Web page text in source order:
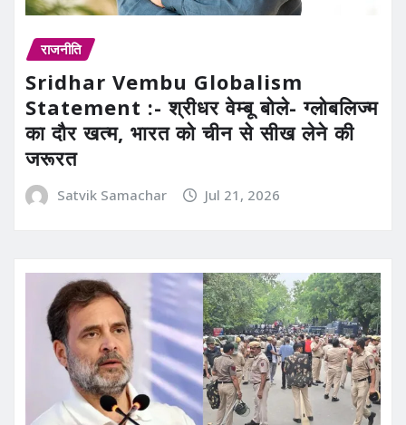
राजनीति
Sridhar Vembu Globalism
Statement :- श्रीधर वेम्बू बोले- ग्लोबलिज्म
का दौर खत्म, भारत को चीन से सीख लेने की
जरूरत
Satvik Samachar Jul 21, 2026